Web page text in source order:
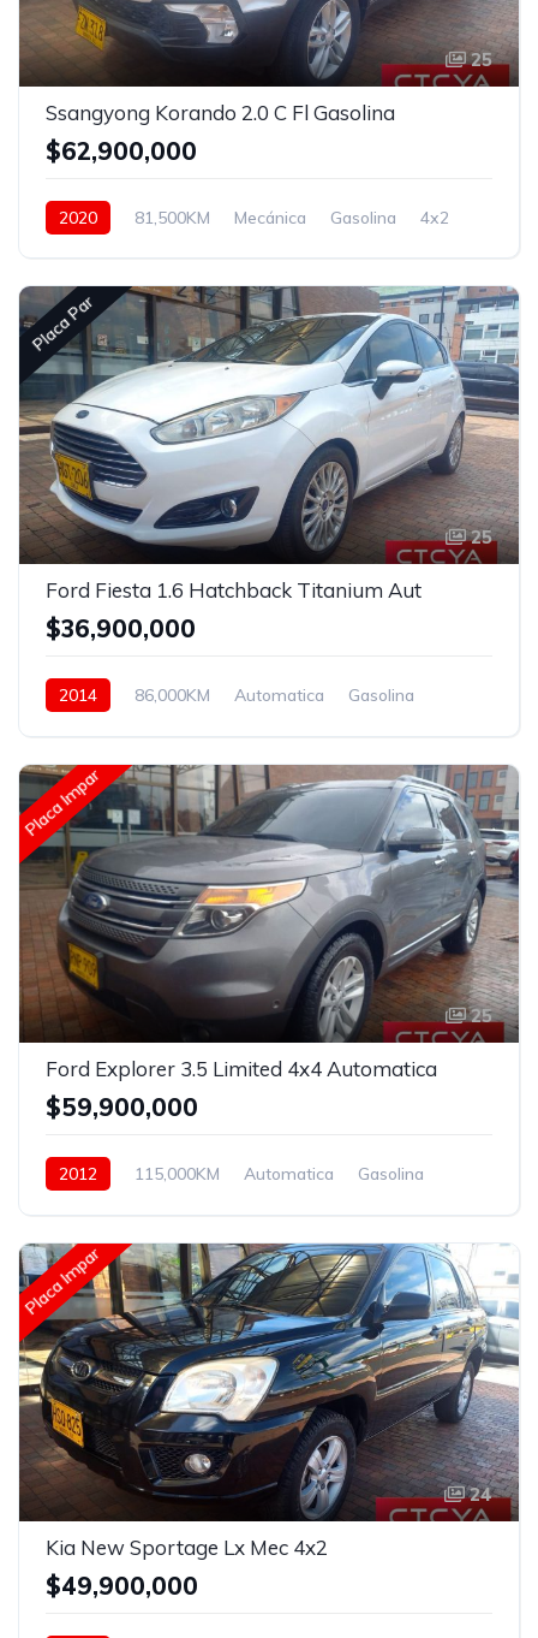
25
Ssangyong Korando 2.0 C Fl Gasolina
$62,900,000
2020 81,500KM Mecánica Gasolina 4x2
Placa Par
25
Ford Fiesta 1.6 Hatchback Titanium Aut
$36,900,000
2014 86,000KM Automatica
Gasolina
Placa Impar
25
Ford Explorer 3.5 Limited 4x4 Automatica
$59,900,000
2012 115,000KM Automatica
Gasolina
Placa Impar
24
Kia New Sportage Lx Mec 4x2
$49,900,000